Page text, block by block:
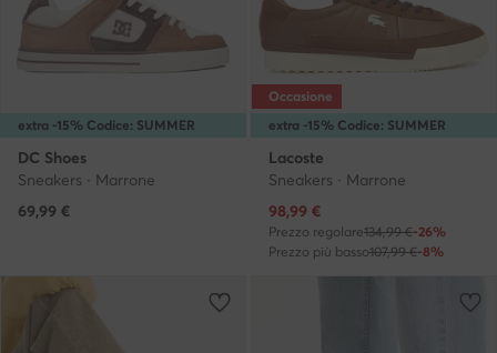
extra -15% Codice: SUMMER
DC Shoes
Sneakers · Marrone
69,99 €
extra -15% Codice: SUMMER
Occasione
Lacoste
Sneakers · Marrone
Prezzo attuale
98,99 €
Prezzo regolare134,99 €-26%
Prezzo più basso107,99 €-8%